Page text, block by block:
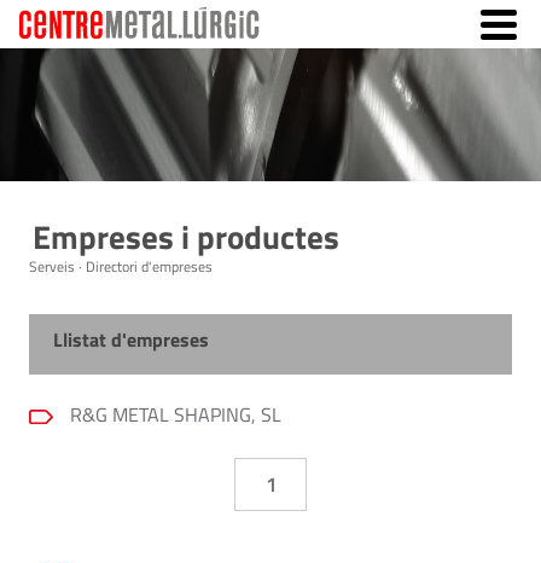
Empreses i productes
Serveis · Directori d'empreses
Llistat d'empreses
R&G METAL SHAPING, SL
1